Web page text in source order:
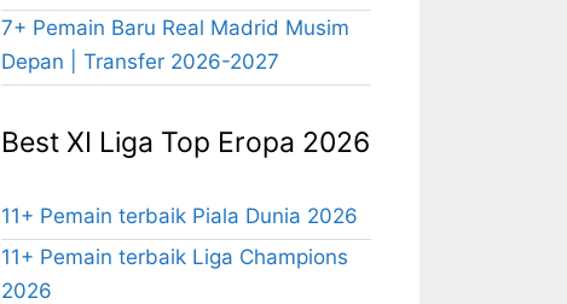
7+ Pemain Baru Real Madrid Musim
Depan | Transfer 2026-2027
Best XI Liga Top Eropa 2026
11+ Pemain terbaik Piala Dunia 2026
11+ Pemain terbaik Liga Champions
2026